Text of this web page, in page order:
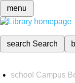
menu
search Search
school Campus